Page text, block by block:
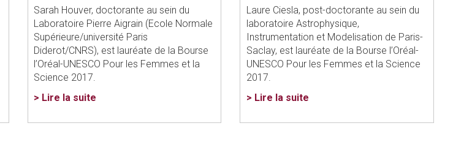
Sarah Houver, doctorante au sein du
Laboratoire Pierre Aigrain (Ecole Normale
Supérieure/université Paris
Diderot/CNRS), est lauréate de la Bourse
l’Oréal-UNESCO Pour les Femmes et la
Science 2017.
> Lire la suite
Laure Ciesla, post-doctorante au sein du
laboratoire Astrophysique,
Instrumentation et Modelisation de Paris-
Saclay, est lauréate de la Bourse l’Oréal-
UNESCO Pour les Femmes et la Science
2017.
> Lire la suite